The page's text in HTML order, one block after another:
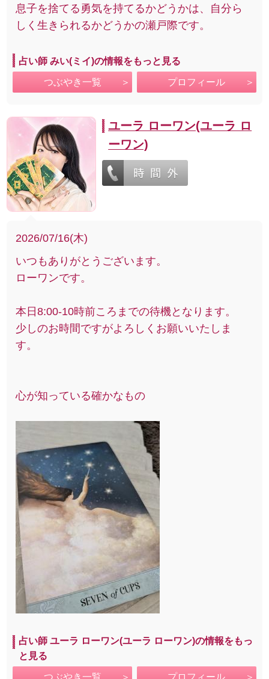
息子を捨てる勇気を持てるかどうかは、自分ら
しく生きられるかどうかの瀬戸際です。
占い師 みい(ミイ)の情報をもっと見る
つぶやき一覧 プロフィール
ユーラ ローワン(ユーラ ロ
ーワン)
2026/07/16(木)
いつもありがとうございます。
ローワンです。
本日8:00-10時前ころまでの待機となります。
少しのお時間ですがよろしくお願いいたしま
す。
心が知っている確かなもの
占い師 ユーラ ローワン(ユーラ ローワン)の情報をもっ
と見る
つぶやき一覧 プロフィール